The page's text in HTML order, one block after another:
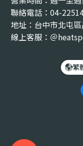
聯絡電話：04-
地址：台中市北屯
線上客服：＠
繁